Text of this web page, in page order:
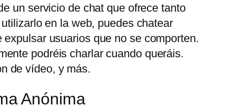
un servicio de chat que ofrece tanto
en la web, puedes chatear
usuarios que no se comporten.
podréis charlar cuando queráis.
de vídeo, y más.
Anónima